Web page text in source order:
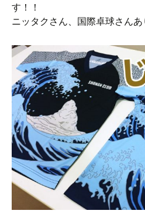
す！！
ニッタクさん、国際卓球さんあ